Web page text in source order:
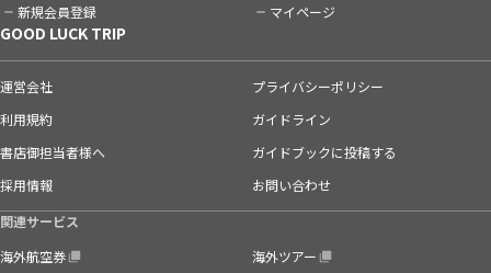
新規会員登録 マイページ
GOOD LUCK TRIP
運営会社
プライバシーポリシー
利用規約
ガイドライン
書店御担当者様へ
ガイドブックに投稿する
採用情報
お問い合わせ
関連サービス
海外航空券
海外ツアー